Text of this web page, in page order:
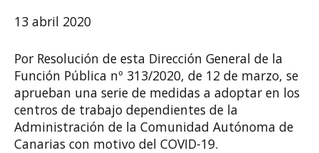
13 abril 2020
Por Resolución de esta Dirección General de la
Función Pública nº 313/2020, de 12 de marzo, se
aprueban una serie de medidas a adoptar en los
centros de trabajo dependientes de la
Administración de la Comunidad Autónoma de
Canarias con motivo del COVID-19.